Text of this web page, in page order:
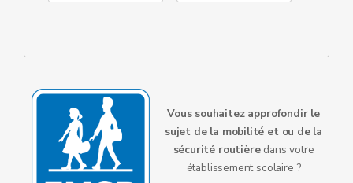
Vous souhaitez approfondir le
sujet de la mobilité et ou de la
sécurité routièredans votre
établissement scolaire ?